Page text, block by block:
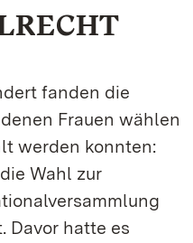
fanden die
Frauen wählen
werden konnten:
Wahl zur
Davor hatte es